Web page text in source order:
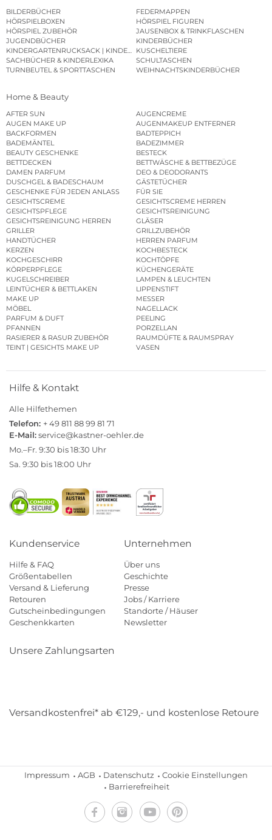
BILDERBÜCHER
FEDERMAPPEN
HÖRSPIELBOXEN
HÖRSPIEL FIGUREN
HÖRSPIEL ZUBEHÖR
JAUSENBOX & TRINKFLASCHEN
JUGENDBÜCHER
KINDERBÜCHER
KINDERGARTENRUCKSACK | KINDERGARTENBEUTEL
KUSCHELTIERE
SACHBÜCHER & KINDERLEXIKA
SCHULTASCHEN
TURNBEUTEL & SPORTTASCHEN
WEIHNACHTSKINDERBÜCHER
Home & Beauty
AFTER SUN
AUGENCREME
AUGEN MAKE UP
AUGENMAKEUP ENTFERNER
BACKFORMEN
BADTEPPICH
BADEMÄNTEL
BADEZIMMER
BEAUTY GESCHENKE
BESTECK
BETTDECKEN
BETTWÄSCHE & BETTBEZÜGE
DAMEN PARFUM
DEO & DEODORANTS
DUSCHGEL & BADESCHAUM
GÄSTETÜCHER
GESCHENKE FÜR JEDEN ANLASS
FÜR SIE
GESICHTSCREME
GESICHTSCREME HERREN
GESICHTSPFLEGE
GESICHTSREINIGUNG
GESICHTSREINIGUNG HERREN
GLÄSER
GRILLER
GRILLZUBEHÖR
HANDTÜCHER
HERREN PARFUM
KERZEN
KOCHBESTECK
KOCHGESCHIRR
KOCHTÖPFE
KÖRPERPFLEGE
KÜCHENGERÄTE
KUGELSCHREIBER
LAMPEN & LEUCHTEN
LEINTÜCHER & BETTLAKEN
LIPPENSTIFT
MAKE UP
MESSER
MÖBEL
NAGELLACK
PARFUM & DUFT
PEELING
PFANNEN
PORZELLAN
RASIERER & RASUR ZUBEHÖR
RAUMDÜFTE & RAUMSPRAY
TEINT | GESICHTS MAKE UP
VASEN
Hilfe & Kontakt
Alle Hilfethemen
Telefon: + 49 811 88 99 81 71
E-Mail:service@kastner-oehler.de
Mo.–Fr. 9:30 bis 18:30 Uhr
Sa. 9:30 bis 18:00 Uhr
Kundenservice
Hilfe & FAQ
Größentabellen
Versand & Lieferung
Retouren
Gutscheinbedingungen
Geschenkkarten
Unternehmen
Über uns
Geschichte
Presse
Jobs / Karriere
Standorte / Häuser
Newsletter
Unsere Zahlungsarten
Versandkostenfrei* ab €129,- und kostenlose Retoure
Impressum AGB Datenschutz
Cookie Einstellungen
Barrierefreiheit